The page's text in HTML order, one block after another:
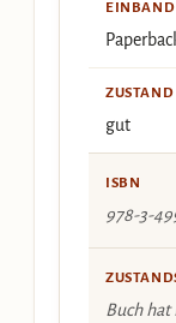
EINBAND
ZUSTAND
gut
ISBN
978-3-
Buch hat